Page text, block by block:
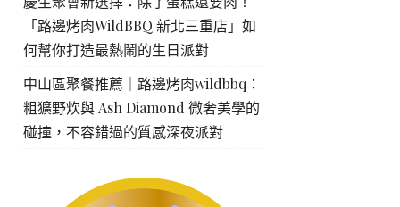
「路邊烤肉WildBBQ 新北三重店」如
何幫你打造最熱鬧的生日派對
中山區聚餐推薦｜路邊烤肉wildbbq：
粗獷野炊與 Ash Diamond 微奢美學的
碰撞，不容錯過的質感深夜派對